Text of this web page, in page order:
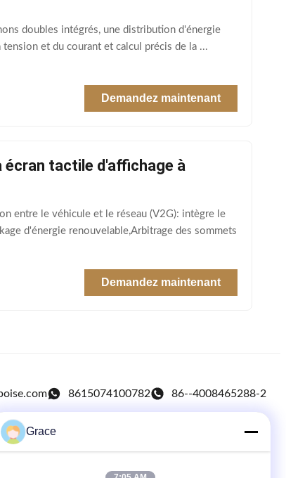
doubles intégrés, une distribution d'énergie
et du courant et calcul précis de la ...
Demandez maintenant
écran tactile d'affichage à
entre le véhicule et le réseau (V2G): intègre le
d'énergie renouvelable,Arbitrage des sommets
Demandez maintenant
8615074100782 86--4008465288-2
Grace